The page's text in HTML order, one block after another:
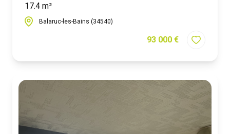
17.4 m²
Balaruc-les-Bains (34540)
93 000 €